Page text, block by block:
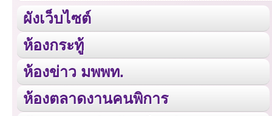
ผังเว็บไซต์
ห้องกระทู้
ห้องข่าว มพพท.
ห้องตลาดงานคนพิการ